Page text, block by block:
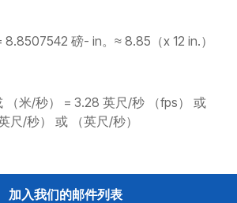
8.8507542 磅- in。≈ 8.85（x 12 in.）
（米/秒） = 3.28 英尺/秒 （fps） 或
尺/秒） 或 （英尺/秒）
加入我们的邮件列表